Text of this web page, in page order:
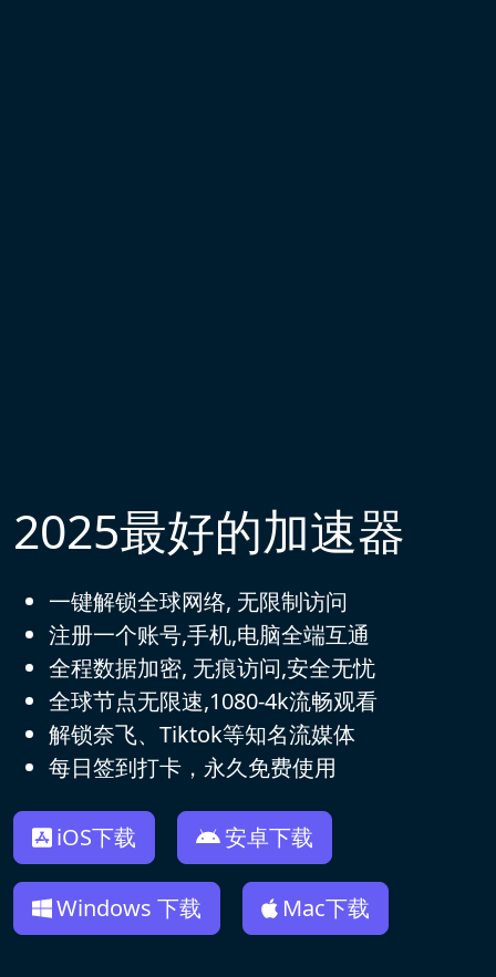
2025最好的加速器
一键解锁全球网络, 无限制访问
注册一个账号,手机,电脑全端互通
全程数据加密, 无痕访问,安全无忧
全球节点无限速,1080-4k流畅观看
解锁奈飞、Tiktok等知名流媒体
每日签到打卡，永久免费使用
iOS下载 安卓下载
Windows 下载 Mac下载